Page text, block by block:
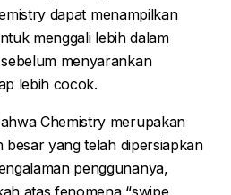
dapat menampilkan
menggali lebih dalam
menyarankan
lebih cocok.
Chemistry merupakan
besar yang telah dipersiapkan
penggunanya,
atas fenomena “swipe